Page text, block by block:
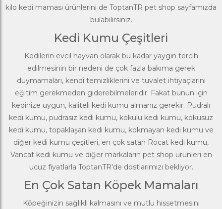
kilo kedi maması ürünlerini de ToptanTR pet shop sayfamızda
bulabilirsiniz.
Kedi Kumu Çeşitleri
Kedilerin evcil hayvan olarak bu kadar yaygın tercih
edilmesinin bir nedeni de çok fazla bakıma gerek
duymamaları, kendi temizliklerini ve tuvalet ihtiyaçlarını
eğitim gerekmeden giderebilmeleridir. Fakat bunun için
kedinize uygun, kaliteli kedi kumu almanız gerekir. Pudralı
kedi kumu, pudrasız kedi kumu, kokulu kedi kumu, kokusuz
kedi kumu, topaklaşan kedi kumu, kokmayan kedi kumu ve
diğer kedi kumu çeşitleri, en çok satan Rocat kedi kumu,
Vancat kedi kumu ve diğer markaların pet shop ürünleri en
ucuz fiyatlarla ToptanTR'de dostlarımızı bekliyor.
En Çok Satan Köpek Mamaları
Köpeğinizin sağlıklı kalmasını ve mutlu hissetmesini